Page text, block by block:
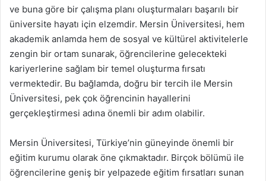
ve buna göre bir çalışma planı oluşturmaları başarılı bir
üniversite hayatı için elzemdir. Mersin Üniversitesi, hem
akademik anlamda hem de sosyal ve kültürel aktivitelerle
zengin bir ortam sunarak, öğrencilerine gelecekteki
kariyerlerine sağlam bir temel oluşturma fırsatı
vermektedir. Bu bağlamda, doğru bir tercih ile Mersin
Üniversitesi, pek çok öğrencinin hayallerini
gerçekleştirmesi adına önemli bir adım olabilir.
Mersin Üniversitesi, Türkiye’nin güneyinde önemli bir
eğitim kurumu olarak öne çıkmaktadır. Birçok bölümü ile
öğrencilerine geniş bir yelpazede eğitim fırsatları sunan